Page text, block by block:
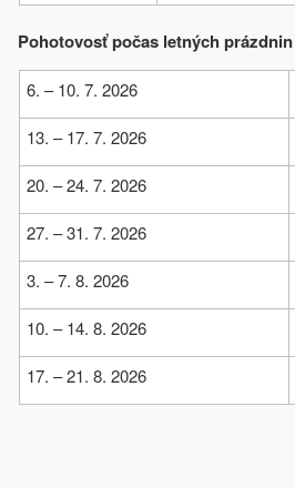
Pohotovosť počas letných prázdnin
6. – 10. 7. 2026
13. – 17. 7. 2026
20. – 24. 7. 2026
27. – 31. 7. 2026
3. – 7. 8. 2026
10. – 14. 8. 2026
17. – 21. 8. 2026